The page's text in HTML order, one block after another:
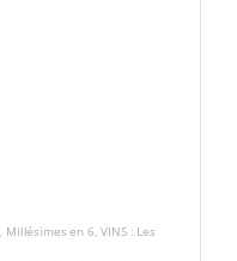
Millésimes en 6 ,VINS : Les